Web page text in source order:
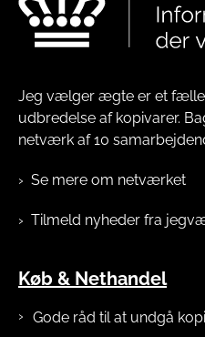
Jeg vælger ægte er et
udbredelse af kopivarer.
netværk af 10
Se mere om netværket
Tilmeld nyheder fra
Køb & Nethandel
Gode råd til at undgå